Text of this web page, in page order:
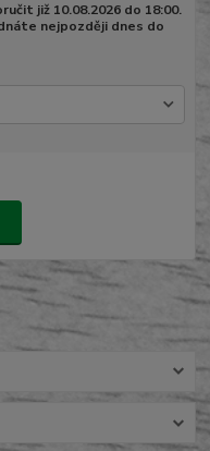
již 10.08.2026 do 18:00.
nejpozději dnes do